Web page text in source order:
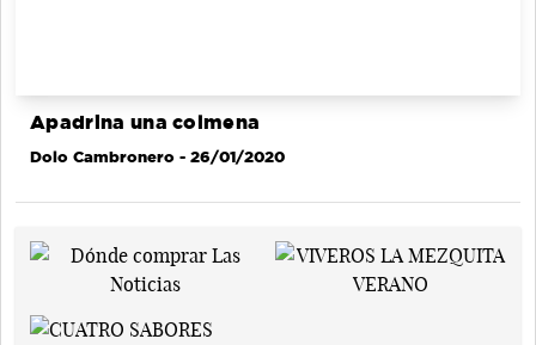
Apadrina una colmena
Dolo Cambronero - 26/01/2020